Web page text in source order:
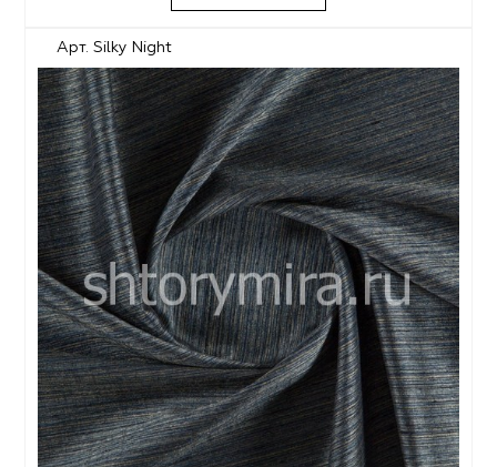
Арт. Silky Night